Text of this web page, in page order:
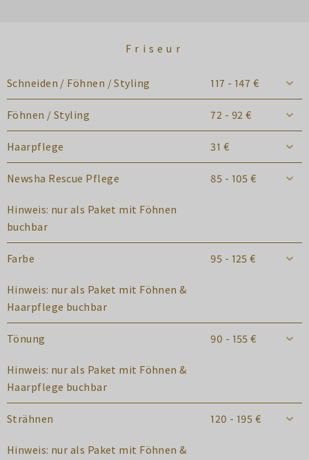
Friseur
Schneiden / Föhnen / Styling 117 - 147 €
Föhnen / Styling 72 - 92 €
Haarpflege 31 €
Newsha Rescue Pflege
Hinweis: nur als Paket mit Föhnen
buchbar
85 - 105 €
Farbe
Hinweis: nur als Paket mit Föhnen &
Haarpflege buchbar
95 - 125 €
Tönung
Hinweis: nur als Paket mit Föhnen &
Haarpflege buchbar
90 - 155 €
Strähnen
Hinweis: nur als Paket mit Föhnen &
120 - 195 €